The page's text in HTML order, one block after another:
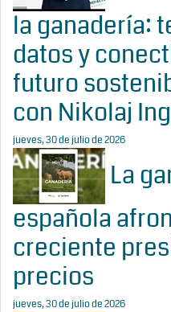
la ganadería:
datos y
futuro
con Nikolaj
jueves, 30 de julio de 2026
La
española
creciente
precios
jueves, 30 de julio de 2026